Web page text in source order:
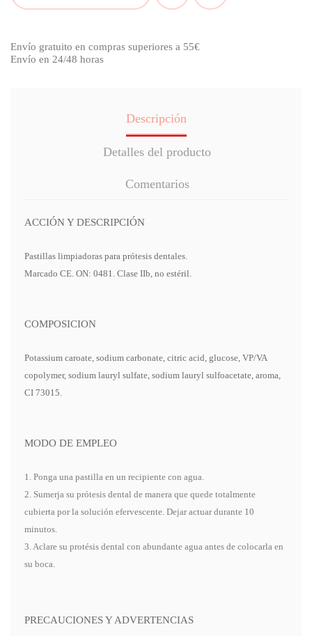
Envío gratuito en compras superiores a 55€
Envío en 24/48 horas
Descripción
Detalles del producto
Comentarios
ACCIÓN Y DESCRIPCIÓN
Pastillas limpiadoras para prótesis dentales.
Marcado CE. ON: 0481. Clase IIb, no estéril.
COMPOSICION
Potassium caroate, sodium carbonate, citric acid, glucose, VP/VA
copolymer, sodium lauryl sulfate, sodium lauryl sulfoacetate, aroma,
CI 73015.
MODO DE EMPLEO
1. Ponga una pastilla en un recipiente con agua.
2. Sumerja su prótesis dental de manera que quede totalmente
cubierta por la solución efervescente. Dejar actuar durante 10
minutos.
3. Aclare su protésis dental con abundante agua antes de colocarla en
su boca.
PRECAUCIONES Y ADVERTENCIAS